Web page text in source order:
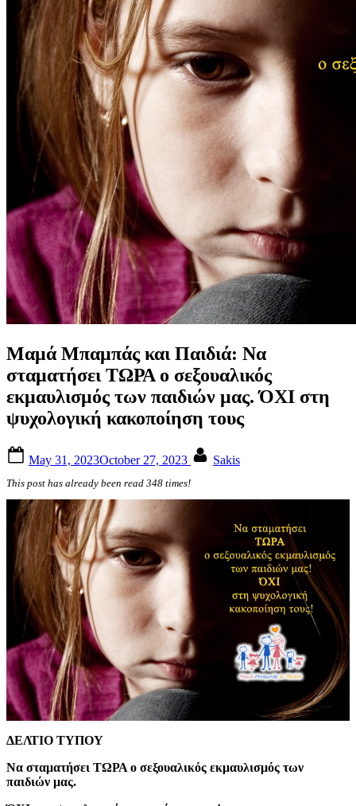
Μαμά Μπαμπάς και Παιδιά: Να
σταματήσει ΤΩΡΑ ο σεξουαλικός
εκμαυλισμός των παιδιών μας. ΌΧΙ στη
ψυχολογική κακοποίηση τους
on
May 31, 2023October 27, 2023 Sakis
This post has already been read 348 times!
ΔΕΛΤΙΟ ΤΥΠΟΥ
Να σταματήσει ΤΩΡΑ ο σεξουαλικός εκμαυλισμός των
παιδιών μας.